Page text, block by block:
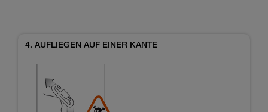
4. AUFLIEGEN AUF EINER KANTE